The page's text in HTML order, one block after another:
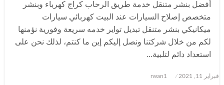
أفضل بنشر متنقل خدمة طريق الرحاب كراج كهرباء وبنشر
متخصص إصلاح السيارات عند البيت كهربائي سيارات
ميكانيكي بنشر متنقل تبديل تواير خدمه سريعة وفورية نؤمنها
لكم من خلال شركتنا ونصل إليكم إين ما كنتم، لذلك نحن على
استعداد دائم لتلبية…
نُشر
فبراير 11, 2021 rwan1